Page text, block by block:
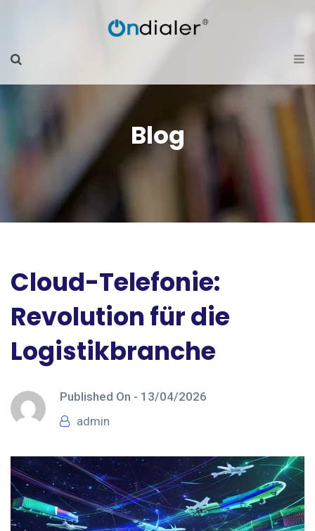
Blog
Cloud-Telefonie:
Revolution für die
Logistikbranche
Published On - 13/04/2026
admin